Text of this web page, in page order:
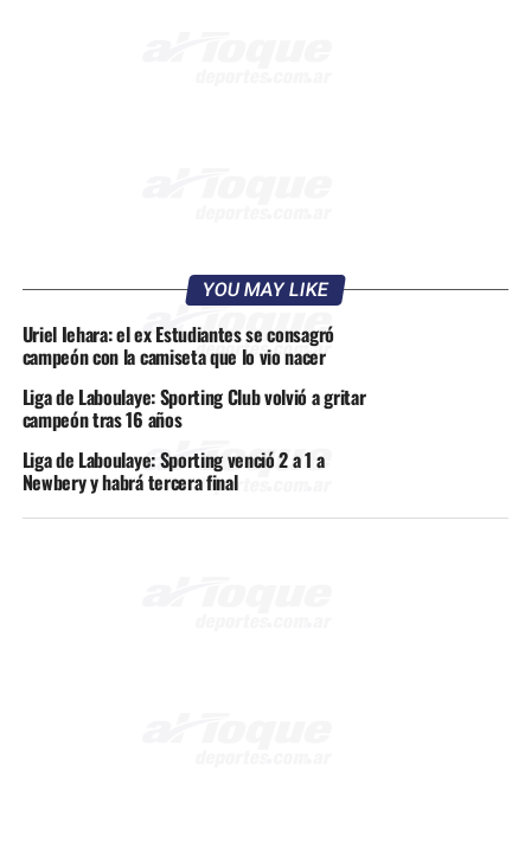
YOU MAY LIKE
Uriel Iehara: el ex Estudiantes se consagró
campeón con la camiseta que lo vio nacer
Liga de Laboulaye: Sporting Club volvió a gritar
campeón tras 16 años
Liga de Laboulaye: Sporting venció 2 a 1 a
Newbery y habrá tercera final